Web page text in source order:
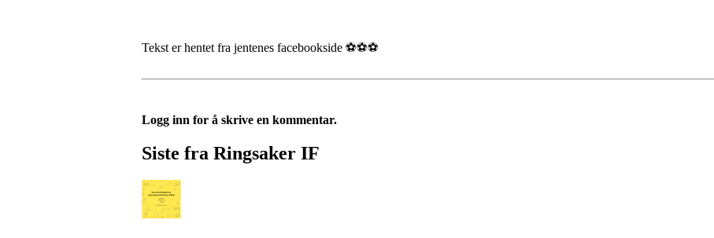
Tekst er hentet fra jentenes facebookside ⚽️⚽️⚽️
Logg inn for å skrive en kommentar.
Siste fra Ringsaker IF